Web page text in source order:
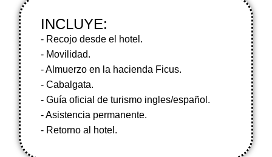
INCLUYE:
- Recojo desde el hotel.
- Movilidad.
- Almuerzo en la hacienda Ficus.
- Cabalgata.
- Guía oficial de turismo ingles/español.
- Asistencia permanente.
- Retorno al hotel.